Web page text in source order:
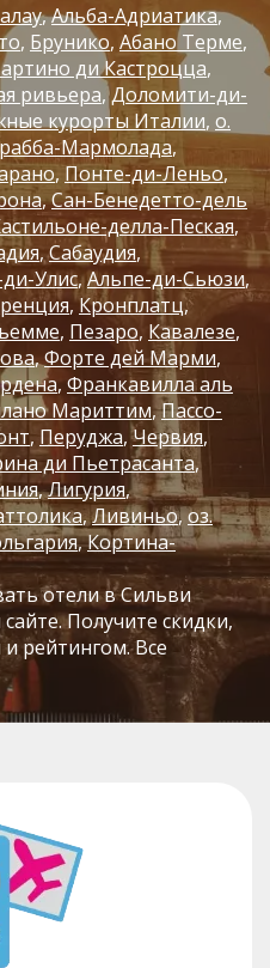
Альба-Адриатика
Брунико Абано Терме
ди Кастроцца
ривьера Доломити-ди-
курорты Италии о.
Мармолада
Понте-ди-Леньо
Сан-Бенедетто-дель
делла-Пеская
Сабаудия
Улис Альпе-ди-Сьюзи
Кронплатц
Пезаро Кавалезе
Форте дей Марми
Франкавилла аль
Мариттим Пассо-
Перуджа Червия
ди Пьетрасанта
Лигурия
Ливиньо оз.
Кортина-
отели в Сильви
Получите скидки,
рейтингом. Все